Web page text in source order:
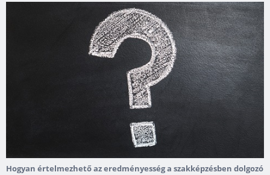
Hogyan értelmezhető az eredményesség a szakképzésben dolgozó